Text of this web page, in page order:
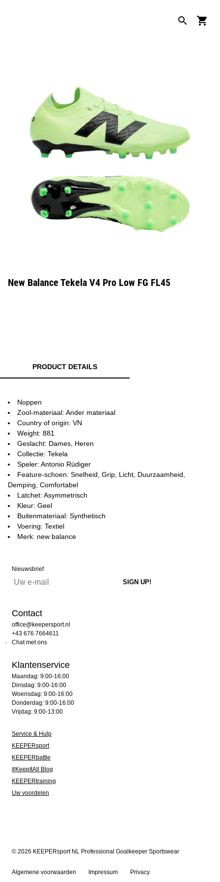
New Balance Tekela V4 Pro Low FG FL45
PRODUCT DETAILS
Noppen
Zool-materiaal: Ander materiaal
Country of origin: VN
Weight: 881
Geslacht: Dames, Heren
Collectie: Tekela
Speler: Antonio Rüdiger
Feature-schoen: Snelheid, Grip, Licht, Duurzaamheid,
Demping, Comfortabel
Latchet: Asymmetrisch
Kleur: Geel
Buitenmateriaal: Synthetisch
Voering: Textiel
Merk: new balance
Nieuwsbrief
Contact
office@keepersport.nl
+43 676 7664611
Chat met ons
Klantenservice
Maandag: 9:00-16:00
Dinsdag: 9:00-16:00
Woensdag: 9:00-16:00
Donderdag: 9:00-16:00
Vrijdag: 9:00-13:00
Service & Hulp
KEEPERsport
KEEPERbattle
#KeepItAll Blog
KEEPERtraining
Uw voordelen
© 2026 KEEPERsport NL Professional Goalkeeper Sportswear
Algemene voorwaarden Impressum Privacy